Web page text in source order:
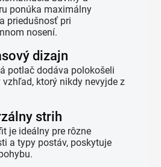
ponúka maximálny
priedušnosť pri
nosení.
dizajn
potlač dodáva polokošeli
vzhľad, ktorý nikdy nevyjde z
strih
je ideálny pre rôzne
a typy postáv, poskytuje